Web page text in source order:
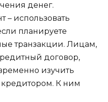
денег.
– использовать
планируете
транзакции. Лицам,
договор,
изучить
К ним